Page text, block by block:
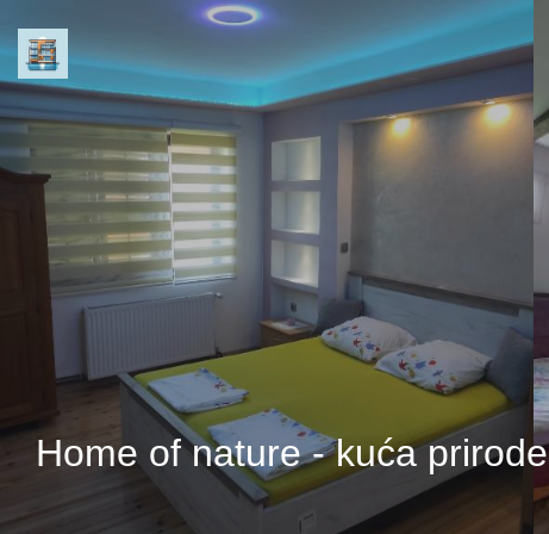
Home of nature - kuća prirode